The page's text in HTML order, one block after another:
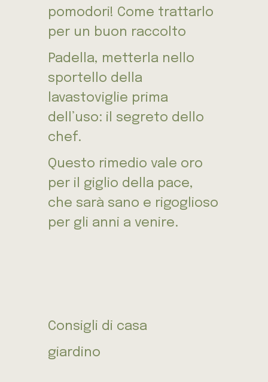
pomodori! Come trattarlo
per un buon raccolto
Padella, metterla nello
sportello della
lavastoviglie prima
dell’uso: il segreto dello
chef.
Questo rimedio vale oro
per il giglio della pace,
che sarà sano e rigoglioso
per gli anni a venire.
Consigli di casa
giardino